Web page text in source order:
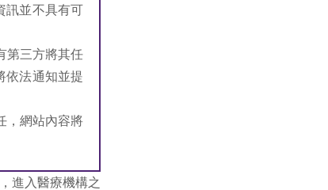
訊並不具有可
第三方將其任
依法通知並提
，網站內容將
進入醫療機構之